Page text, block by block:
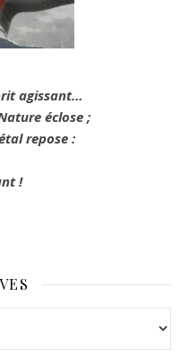
agissant…
éclose ;
repose :
!